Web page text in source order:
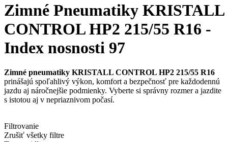
Zimné Pneumatiky KRISTALL
CONTROL HP2 215/55 R16 -
Index nosnosti 97
Zimné pneumatiky KRISTALL CONTROL HP2 215/55 R16
prinášajú spoľahlivý výkon, komfort a bezpečnosť pre každodennú
jazdu aj náročnejšie podmienky. Vyberte si správny rozmer a jazdite
s istotou aj v nepriaznivom počasí.
Filtrovanie
Zrušiť všetky filtre